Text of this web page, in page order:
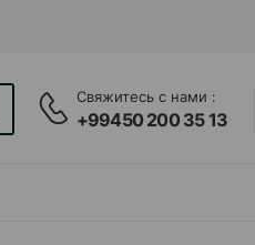
Свяжитесь с нами :
+99450 200 35 13